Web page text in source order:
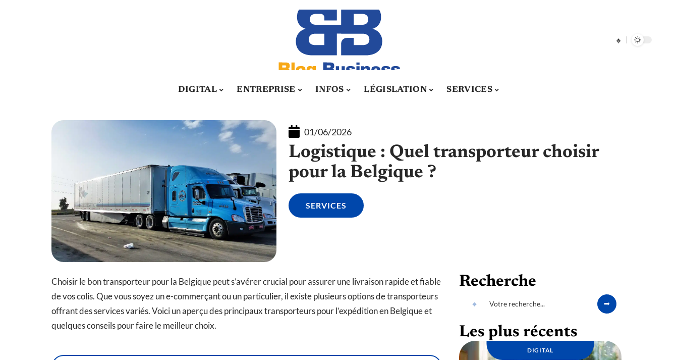
DIGITAL ENTREPRISE INFOS LÉGISLATION SERVICES
01/06/2026
Logistique : Quel transporteur choisir
pour la Belgique ?
SERVICES
Choisir le bon transporteur pour la Belgique peut s’avérer crucial pour assurer une livraison rapide et fiable
de vos colis. Que vous soyez un e-commerçant ou un particulier, il existe plusieurs options de transporteurs
offrant des services variés. Voici un aperçu des principaux transporteurs pour l’expédition en Belgique et
quelques conseils pour faire le meilleur choix.
Recherche
Les plus récents
DIGITAL